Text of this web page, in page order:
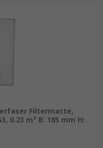
Filtermatte,
0.23 m² B: 185 mm H: